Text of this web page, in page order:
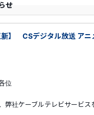
せ
新】 CSデジタル放送 ア
位
弊社ケーブルテレビサービス